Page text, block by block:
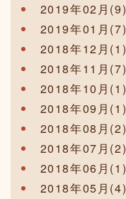
2019年02月(9)
2019年01月(7)
2018年12月(1)
2018年11月(7)
2018年10月(1)
2018年09月(1)
2018年08月(2)
2018年07月(2)
2018年06月(1)
2018年05月(4)